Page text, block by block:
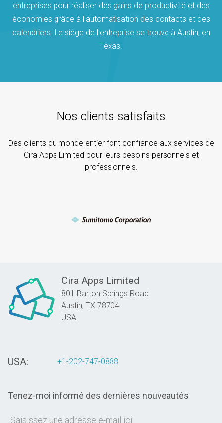
entreprises pour réaliser des gains de productivité et des
économies grâce à l'automatisation des contacts et des
calendriers. Le siège de l'entreprise se trouve à Austin, en
Texas.
Nos clients satisfaits
Des clients du monde entier font confiance aux services de
Cira Apps Limited pour leurs besoins personnels et
professionnels.
Cira Apps Limited
801 Barton Springs Road
Austin, TX 78704
USA
USA: +1-202-747-0888
Tenez-moi informé des dernières nouveautés